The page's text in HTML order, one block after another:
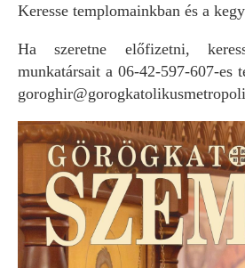
Keresse templomainkban és a
Ha szeretne előfizetni,
munkatársait a 06-42-597-607-es